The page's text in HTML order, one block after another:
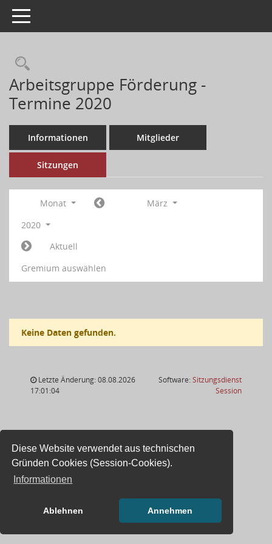
Diese Website verwendet aus technischen
Gründen Cookies (Session-Cookies).
Informationen
Ablehnen Annehmen
Toggle navigation
Arbeitsgruppe Förderung -
Termine 2020
Informationen Mitglieder
Sitzungen
Monat
März
2020
Aktuell
Gremium auswählen
Keine Daten gefunden.
Letzte Änderung: 08.08.2026
17:01:04
Software:Sitzungsdienst
Session(Wird in